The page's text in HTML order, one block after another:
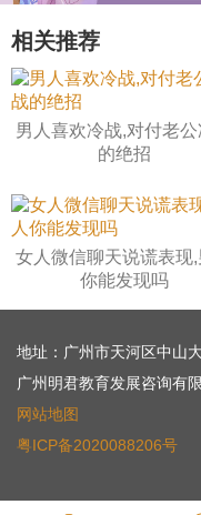
相关推荐
男人喜欢冷战,对付老
的绝招
女人微信聊天说谎表现,
你能发现吗
地址：广州市天河区中山
广州明君教育发展咨询有
网站地图
粤ICP备2020088206号